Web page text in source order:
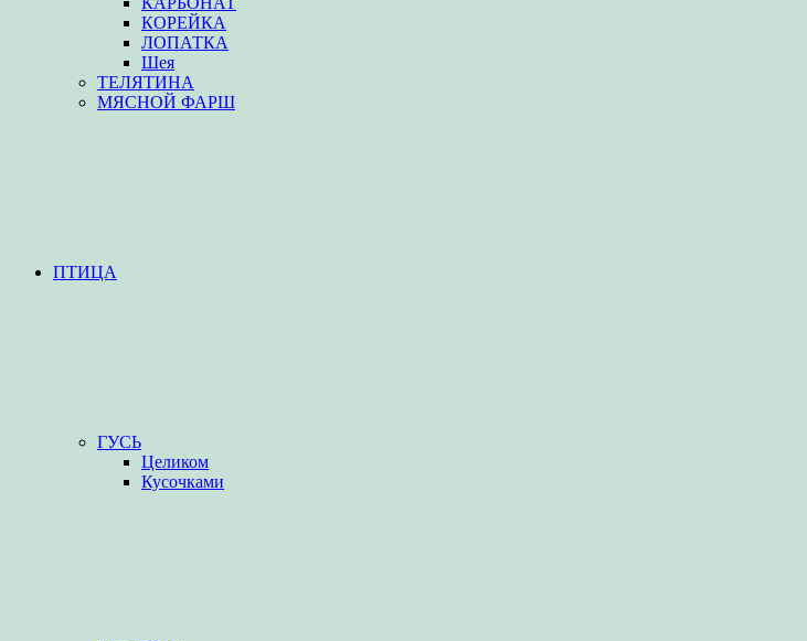
КОРЕЙКА
ЛОПАТКА
Шея
ТЕЛЯТИНА
МЯСНОЙ ФАРШ
ПТИЦА
ГУСЬ
Целиком
Кусочками